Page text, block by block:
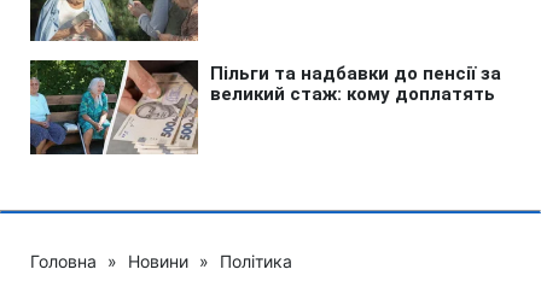
Головна » Новини » Політика